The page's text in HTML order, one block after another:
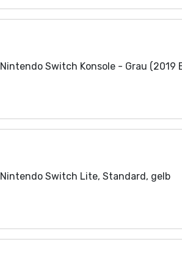
Nintendo Switch Konsole - Grau (2019
Nintendo Switch Lite, Standard, gelb